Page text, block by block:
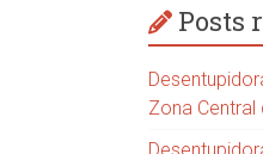
Posts
Zona Central